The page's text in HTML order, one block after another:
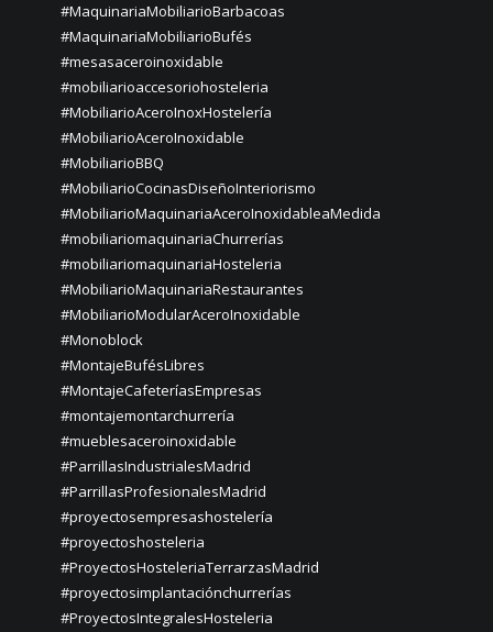
#MaquinariaMobiliarioBarbacoas
#MaquinariaMobiliarioBufés
#mesasaceroinoxidable
#mobiliarioaccesoriohosteleria
#MobiliarioAceroInoxHostelería
#MobiliarioAceroInoxidable
#MobiliarioBBQ
#MobiliarioCocinasDiseñoInteriorismo
#MobiliarioMaquinariaAceroInoxidableaMedida
#mobiliariomaquinariaChurrerías
#mobiliariomaquinariaHosteleria
#MobiliarioMaquinariaRestaurantes
#MobiliarioModularAceroInoxidable
#Monoblock
#MontajeBufésLibres
#MontajeCafeteríasEmpresas
#montajemontarchurrería
#mueblesaceroinoxidable
#ParrillasIndustrialesMadrid
#ParrillasProfesionalesMadrid
#proyectosempresashostelería
#proyectoshosteleria
#ProyectosHosteleriaTerrarzasMadrid
#proyectosimplantaciónchurrerías
#ProyectosIntegralesHosteleria